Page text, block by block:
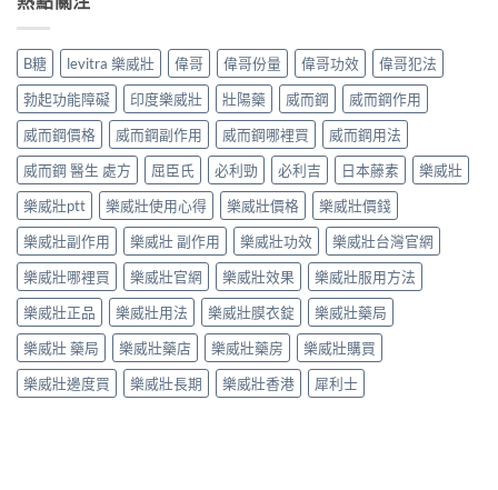
B糖 levitra 樂威壯 偉哥 偉哥份量 偉哥功效
偉哥犯法
勃起功能障礙
印度樂威壯 壯陽藥 威而鋼
威而鋼作用
威而鋼價格
威而鋼副作用 威而鋼哪裡買
威而鋼用法
威而鋼 醫生 處方
屈臣氏 必利勁 必利吉 日本藤素
樂威壯
樂威壯ptt
樂威壯使用心得 樂威壯價格
樂威壯價錢
樂威壯副作用
樂威壯 副作用 樂威壯功效
樂威壯台灣官網
樂威壯哪裡買
樂威壯官網 樂威壯效果
樂威壯服用方法
樂威壯正品
樂威壯用法 樂威壯膜衣錠
樂威壯藥局
樂威壯 藥局
樂威壯藥店 樂威壯藥房
樂威壯購買
樂威壯邊度買
樂威壯長期 樂威壯香港 犀利士